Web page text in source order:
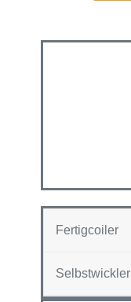
Fertigcoiler
Selbstwickler